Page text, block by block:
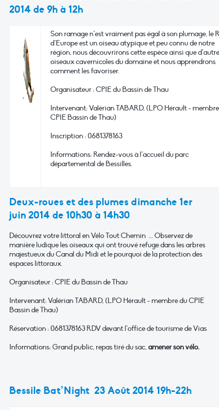
2014 de 9h à 12h
Son ramage n’est vraiment pas égal à son plumage, le
d’Europe est un oiseau atypique et peu connu de notre
région, nous découvrirons cette espèce ainsi que
oiseaux cavernicoles du domaine et nous apprendrons
comment les favoriser.
Organisateur : CPIE du Bassin de Thau
Intervenant: Valérian TABARD, (LPO Hérault -
CPIE Bassin de Thau)
Inscription : 0681378163
Informations: Rendez-vous à l’accueil du parc
départemental de Bessilles.
Deux-roues et des plumes dimanche 1er
juin 2014 de 10h30 à 14h30
Découvrez votre littoral en Vélo Tout Chemin ... Observez de
manière ludique les oiseaux qui ont trouvé refuge dans les arbres
majestueux du Canal du Midi et le pourquoi de la protection des
espaces littoraux.
Organisateur : CPIE du Bassin de Thau
Intervenant: Valérian TABARD, (LPO Hérault - membre du CPIE
Bassin de Thau)
Réservation : 0681378163 RDV devant l’office de tourisme de Vias
Informations: Grand public, repas tiré du sac, amener son vélo.
Bessile Bat’Night 23 Août 2014 19h-22h